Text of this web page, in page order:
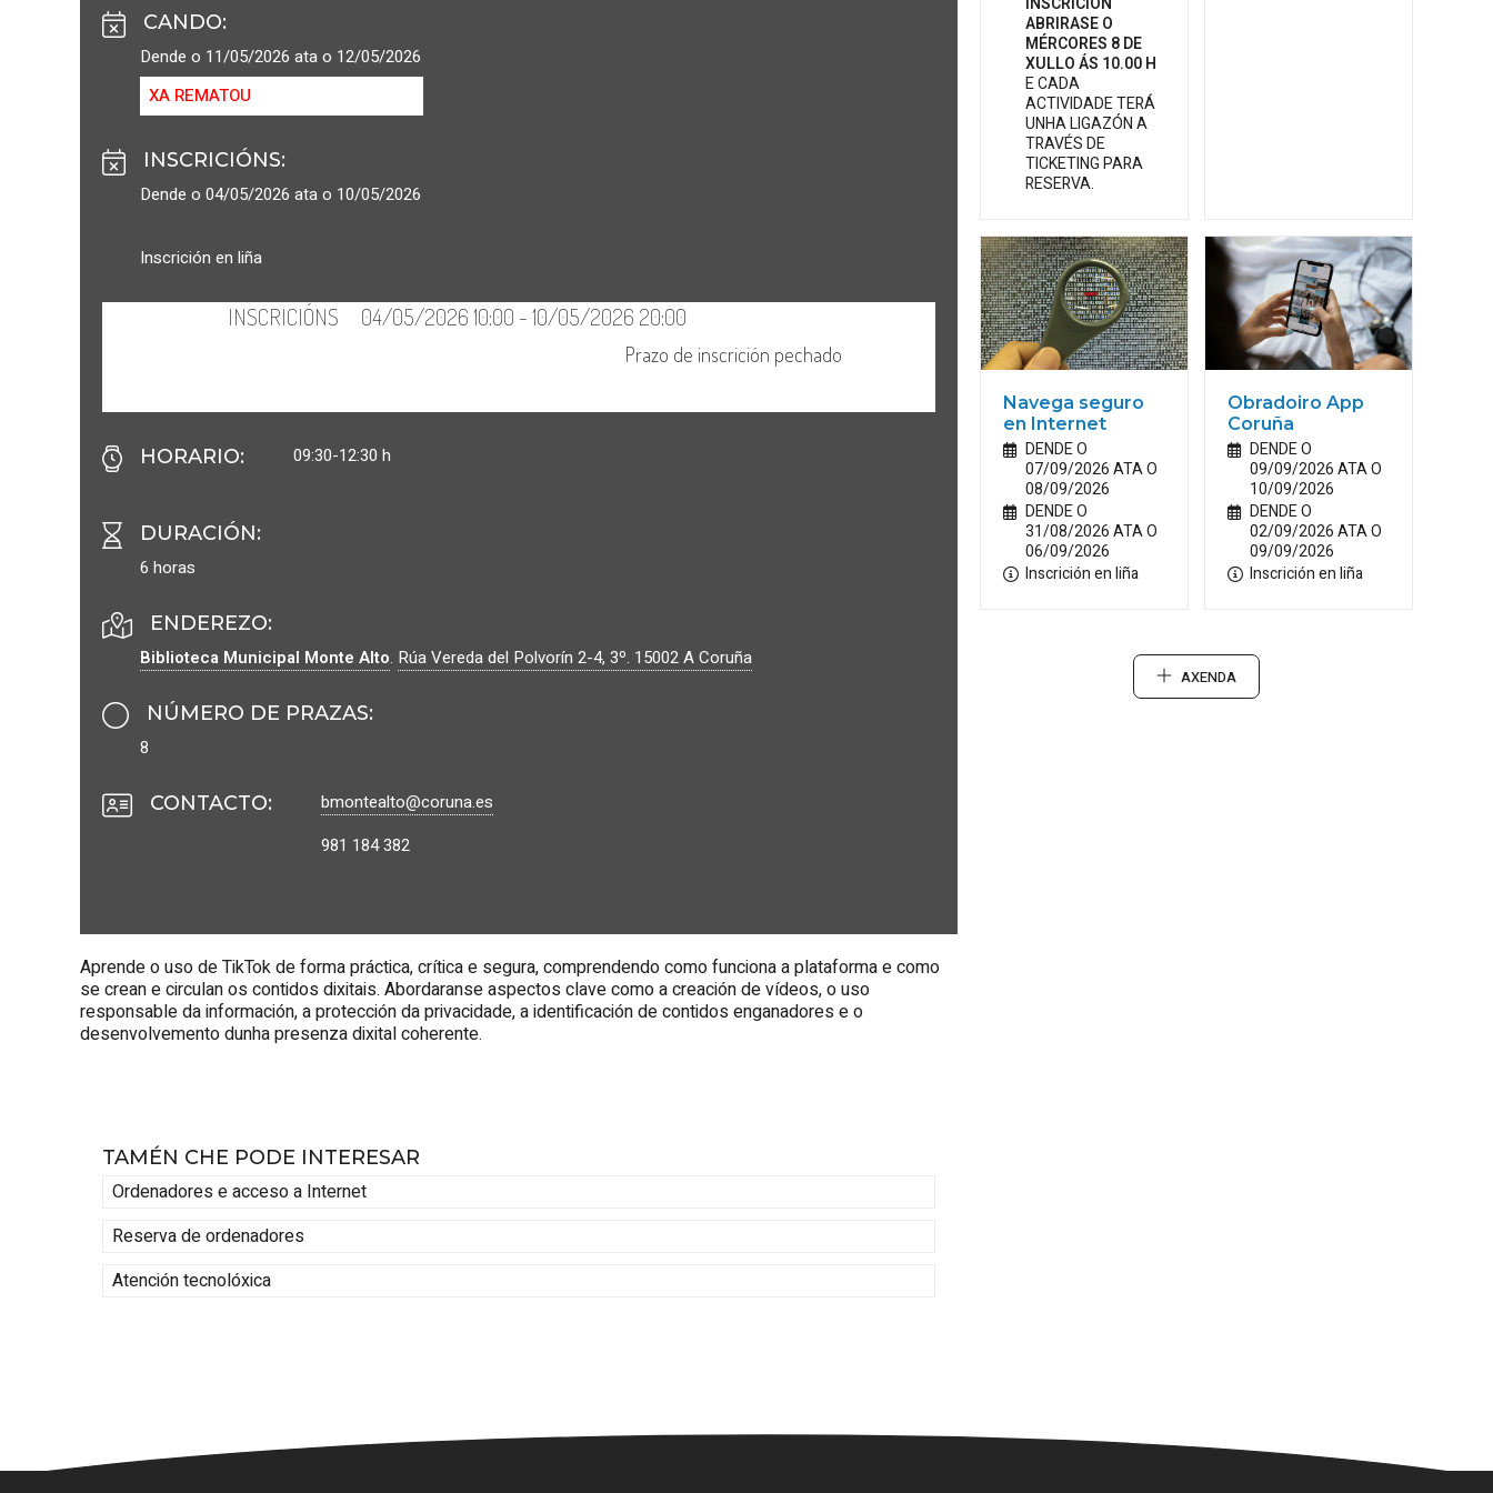
CANDO:
Dende o 11/05/2026 ata o 12/05/2026
XA REMATOU
INSCRICIÓNS:
Dende o 04/05/2026 ata o 10/05/2026
Inscrición en liña
HORARIO: 09:30-12:30 h
DURACIÓN:
6 horas
ENDEREZO:
Biblioteca Municipal Monte Alto. Rúa Vereda del Polvorín 2-4, 3º. 15002A Coruña
NÚMERO DE PRAZAS:
8
CONTACTO:
bmontealto@coruna.es
981 184 382
Aprende o uso de TikTok de forma práctica, crítica e segura, comprendendo como funciona a plataforma e como
se crean e circulan os contidos dixitais. Abordaranse aspectos clave como a creación de vídeos, o uso
responsable da información, a protección da privacidade, a identificación de contidos enganadores e o
desenvolvemento dunha presenza dixital coherente.
TAMÉN CHE PODE INTERESAR
Ordenadores e acceso a Internet
Reserva de ordenadores
Atención tecnolóxica
ABRIRASE O
MÉRCORES 8 DE
XULLO ÁS 10.00 H
E CADA
ACTIVIDADE TERÁ
UNHA LIGAZÓN A
TRAVÉS DE
TICKETING PARA
RESERVA.
Navega seguro
en Internet
DENDE O
07/09/2026 ATA O
08/09/2026
DENDE O
31/08/2026 ATA O
06/09/2026
Inscrición en liña
Obradoiro App
Coruña
DENDE O
09/09/2026 ATA O
10/09/2026
DENDE O
02/09/2026 ATA O
09/09/2026
Inscrición en liña
AXENDA